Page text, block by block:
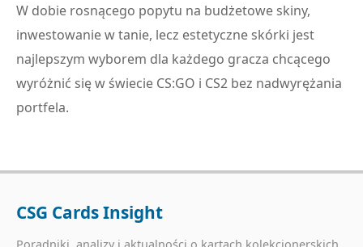
W dobie rosnącego popytu na budżetowe skiny,
inwestowanie w tanie, lecz estetyczne skórki jest
najlepszym wyborem dla każdego gracza chcącego
wyróżnić się w świecie CS:GO i CS2 bez nadwyrężania
portfela.
CSG Cards Insight